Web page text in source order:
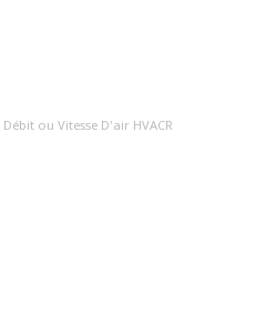
Débit ou Vitesse D'air HVACR